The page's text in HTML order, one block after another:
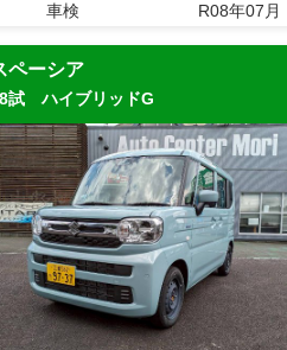
車検
R08年07月
ペーシア
試 ハイブリッドG